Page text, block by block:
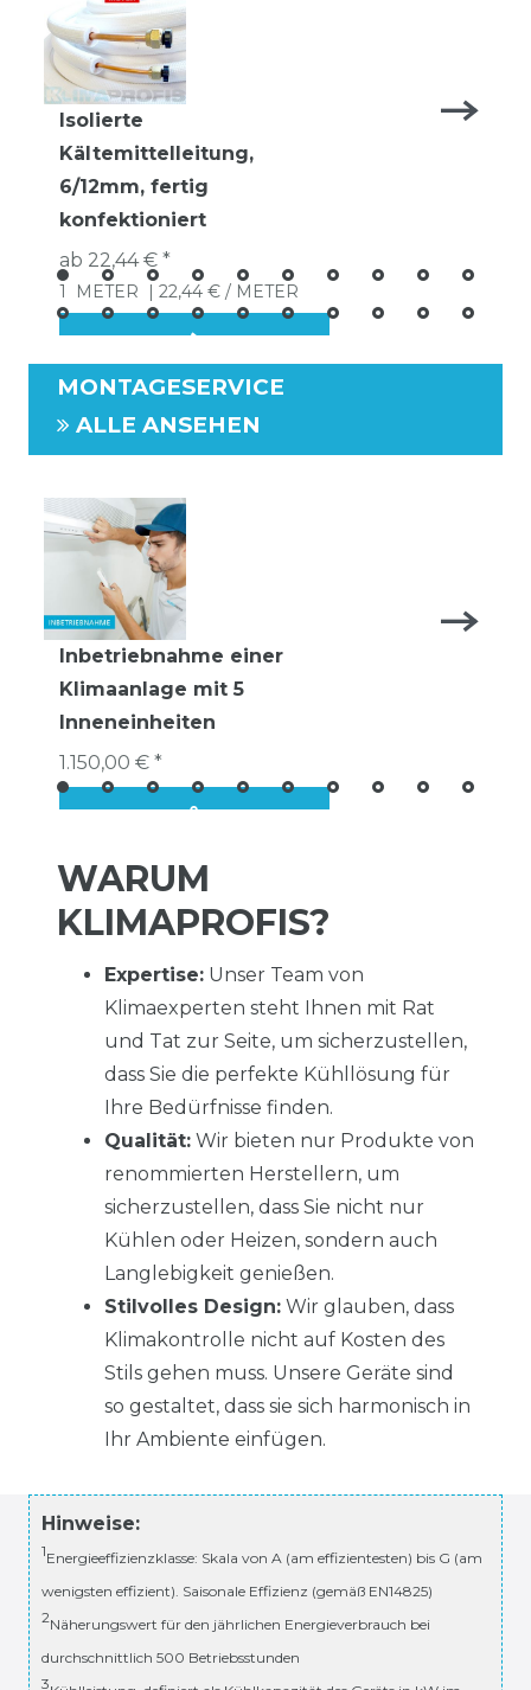
Isolierte
Kältemittelleitung,
6/12mm, fertig
konfektioniert
ab 22,44 € *
1 METER | 22,44 € / METER
MONTAGESERVICE
ALLE ANSEHEN
Inbetriebnahme einer
Klimaanlage mit 5
Inneneinheiten
1.150,00 € *
WARUM
KLIMAPROFIS?
Expertise: Unser Team von
Klimaexperten steht Ihnen mit Rat
und Tat zur Seite, um sicherzustellen,
dass Sie die perfekte Kühllösung für
Ihre Bedürfnisse finden.
Qualität: Wir bieten nur Produkte von
renommierten Herstellern, um
sicherzustellen, dass Sie nicht nur
Kühlen oder Heizen, sondern auch
Langlebigkeit genießen.
Stilvolles Design: Wir glauben, dass
Klimakontrolle nicht auf Kosten des
Stils gehen muss. Unsere Geräte sind
so gestaltet, dass sie sich harmonisch in
Ihr Ambiente einfügen.
Hinweise:
1Energieeffizienzklasse: Skala von A (am effizientesten) bis G (am
wenigsten effizient). Saisonale Effizienz (gemäß EN14825)
2Näherungswert für den jährlichen Energieverbrauch bei
durchschnittlich 500 Betriebsstunden
3